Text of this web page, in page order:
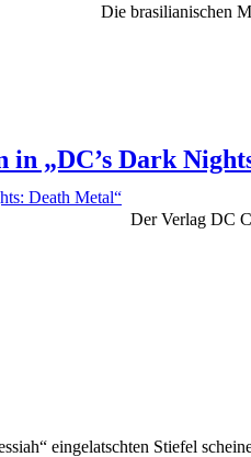
Die brasilianischen
„DC’s Dark
Der Verlag DC
eingelatschten Stiefel